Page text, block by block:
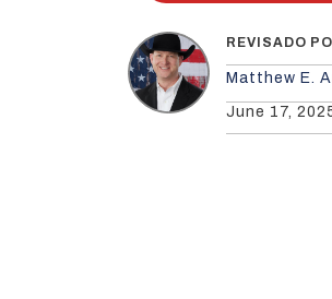
REVISADO
Matthew E.
June 17,